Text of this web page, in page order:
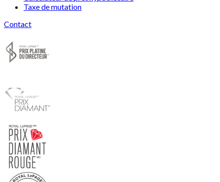
Taxe de mutation
Contact